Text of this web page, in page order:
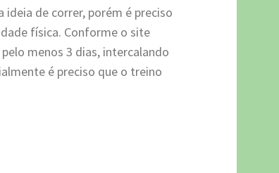
de correr, porém é preciso
física. Conforme o site
menos 3 dias, intercalando
é preciso que o treino